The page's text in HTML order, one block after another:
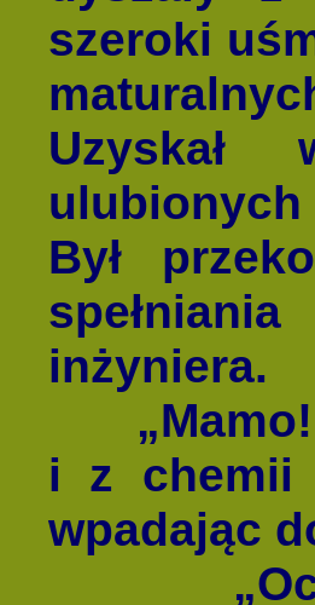
szeroki
Uzyskał
Był
inżyniera.
„Mamo!
i z chemii
wpadając
„Och,